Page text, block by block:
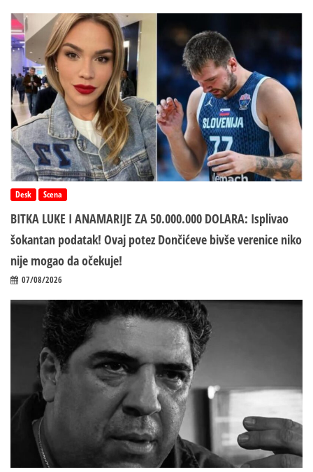
Desk Scena
BITKA LUKE I ANAMARIJE ZA 50.000.000 DOLARA: Isplivao
šokantan podatak! Ovaj potez Dončićeve bivše verenice niko
nije mogao da očekuje!
07/08/2026